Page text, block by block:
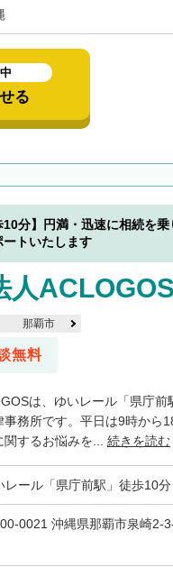
る
10分】円満・迅速に相続を
トいたします
人ACLOGOS
那覇市
無料
は、ゆいレール「県庁前
務所です。平日は9時から
関するお悩みを... 続きを読む
レール「県庁前駅」徒歩10分
0021 沖縄県那覇市泉崎2-